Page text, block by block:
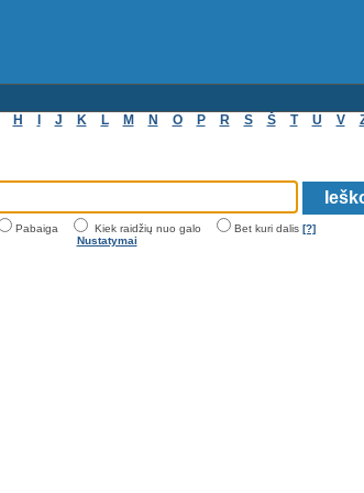
H J K L M N O P R S Š T U V
Pabaiga Kiek raidžių nuo galo Bet kuri dalis [?]
Nustatymai